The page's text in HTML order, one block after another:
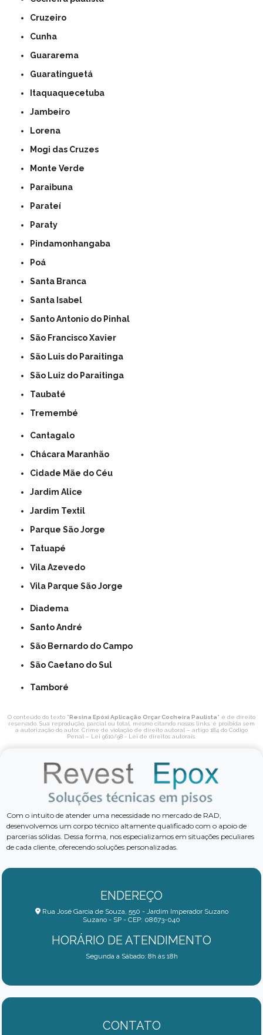
Cruzeiro
Cunha
Guararema
Guaratinguetá
Itaquaquecetuba
Jambeiro
Lorena
Mogi das Cruzes
Monte Verde
Paraibuna
Parateí
Paraty
Pindamonhangaba
Poá
Santa Branca
Santa Isabel
Santo Antonio do Pinhal
São Francisco Xavier
São Luis do Paraitinga
São Luiz do Paraitinga
Taubaté
Tremembé
Cantagalo
Chácara Maranhão
Cidade Mãe do Céu
Jardim Alice
Jardim Textil
Parque São Jorge
Tatuapé
Vila Azevedo
Vila Parque São Jorge
Diadema
Santo André
São Bernardo do Campo
São Caetano do Sul
Tamboré
O conteúdo do texto "Resina Epóxi Aplicação Orçar Cocheira Paulista" é de direito
reservado. Sua reprodução, parcial ou total, mesmo citando nossos links, é proibida sem
a autorização do autor. Crime de violação de direito autoral – artigo 184 do Código
Penal – Lei 9610/98 - Lei de direitos autorais.
Com o intuito de atender uma necessidade no mercado de RAD,
desenvolvemos um corpo técnico altamente qualificado com o apoio de
parcerias sólidas. Dessa forma, nos especializamos em situações peculiares
de cada cliente, oferecendo soluções personalizadas.
ENDEREÇO
Rua José Garcia de Souza, 550 - Jardim Imperador Suzano
Suzano - SP - CEP: 08673-040
HORÁRIO DE ATENDIMENTO
Segunda a Sábado: 8h às 18h
CONTATO